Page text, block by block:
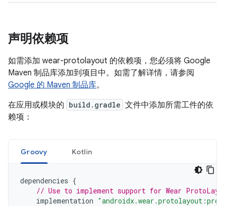
声明依赖项
如需添加 wear-protolayout 的依赖项，您必须将 Google
Maven 制品库添加到项目中。如需了解详情，请参阅
Google 的 Maven 制品库。
在应用或模块的 build.gradle 文件中添加所需工件的依
赖项：
Groovy Kotlin
dependencies {
// Use to implement support for Wear
implementation